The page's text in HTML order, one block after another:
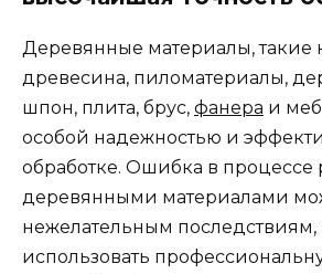
Деревянные материалы, такие
древесина, пиломатериалы,
шпон, плита, брус, фанера и
особой надежностью и
обработке. Ошибка в процессе
деревянными материалами
нежелательным последствиям,
использовать